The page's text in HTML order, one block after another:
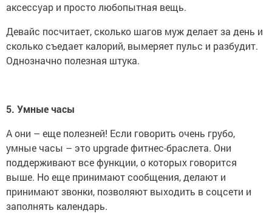
аксессуар и просто любопытная вещь.
Девайс посчитает, сколько шагов муж делает за день и
сколько съедает калорий, вымеряет пульс и разбудит.
Однозначно полезная штука.
5. Умные часы
А они – еще полезней! Если говорить очень грубо,
умные часы – это upgrade фитнес-браслета. Они
поддерживают все функции, о которых говорится
выше. Но еще принимают сообщения, делают и
принимают звонки, позволяют выходить в соцсети и
заполнять календарь.